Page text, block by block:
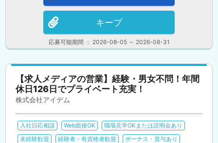
応募可能期間 ： 2026-08-05 ～ 2026-08-31
キープ
【求人メディアの営業】経験・男女不問！年間
休日126日でプライベート充実！
株式会社アイデム
入社日応相談 Web面接OK
職場見学OKまたは説明会あり
未経験歓迎
経験者・有資格者歓迎
ボーナス・賞与あり